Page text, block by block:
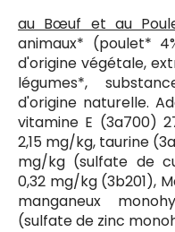
au Bœuf et au
animaux* (poulet*
d'origine végétale,
légumes*,
d'origine naturelle.
vitamine E (3a700)
2,15 mg/kg, taurine
mg/kg (sulfate de
0,32 mg/kg (3b201),
manganeux
(sulfate de zinc